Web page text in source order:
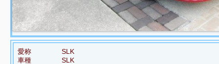
愛称
SLK
車種
SLK